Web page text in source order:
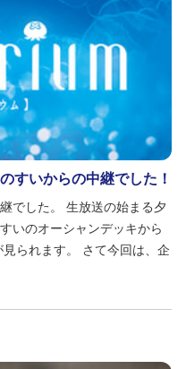
すいからの中継でした！
でした。 生放送の始まる夕
いのオーシャンデッキから
られます。 さて今回は、企